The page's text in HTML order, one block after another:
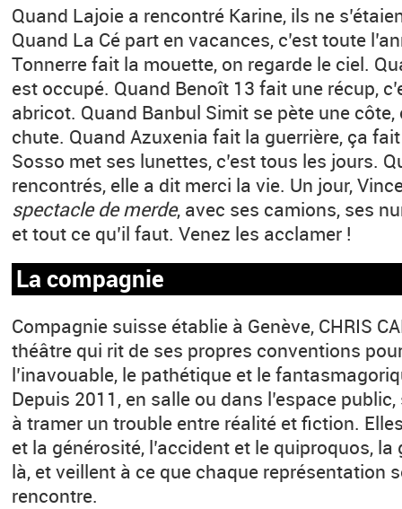
Quand Lajoie a rencontré Karine, ils ne
Quand La Cé part en vacances, c’est toute
Tonnerre fait la mouette, on regarde le ciel.
est occupé. Quand Benoît 13 fait une récup,
abricot. Quand Banbul Simit se pète une côte,
chute. Quand Azuxenia fait la guerrière, ça
Sosso met ses lunettes, c’est tous les jours.
rencontrés, elle a dit merci la vie. Un jour,
spectacle de merde, avec ses camions, ses
et tout ce qu’il faut. Venez les acclamer !
La compagnie
Compagnie suisse établie à Genève, CHRIS
théâtre qui rit de ses propres conventions
l’inavouable, le pathétique et le
Depuis 2011, en salle ou dans l’espace
à tramer un trouble entre réalité et fiction.
et la générosité, l’accident et le quiproquos, la
là, et veillent à ce que chaque représentation
rencontre.